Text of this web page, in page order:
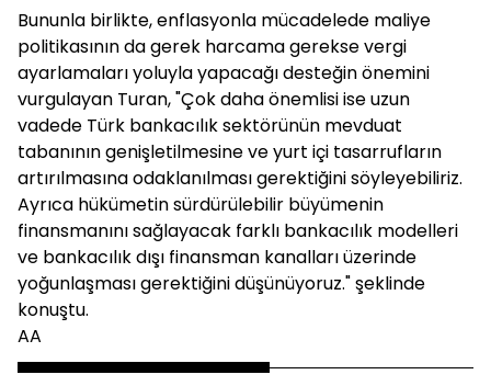
Bununla birlikte, enflasyonla mücadelede maliye
politikasının da gerek harcama gerekse vergi
ayarlamaları yoluyla yapacağı desteğin önemini
vurgulayan Turan, "Çok daha önemlisi ise uzun
vadede Türk bankacılık sektörünün mevduat
tabanının genişletilmesine ve yurt içi tasarrufların
artırılmasına odaklanılması gerektiğini söyleyebiliriz.
Ayrıca hükümetin sürdürülebilir büyümenin
finansmanını sağlayacak farklı bankacılık modelleri
ve bankacılık dışı finansman kanalları üzerinde
yoğunlaşması gerektiğini düşünüyoruz." şeklinde
konuştu.
AA